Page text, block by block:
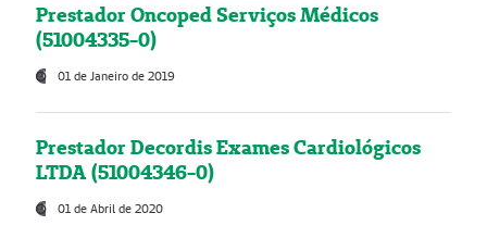
Prestador Oncoped Serviços Médicos
(51004335-0)
01 de Janeiro de 2019
Prestador Decordis Exames Cardiológicos
LTDA (51004346-0)
01 de Abril de 2020